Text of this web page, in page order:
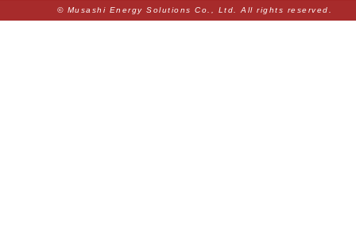
© Musashi Energy Solutions Co., Ltd. All rights reserved.